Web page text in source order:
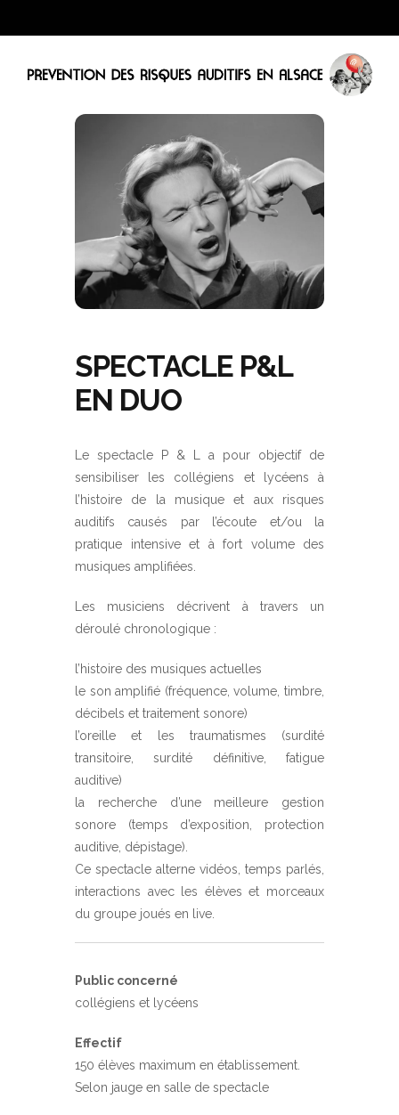
SPECTACLE P&L
EN DUO
Le spectacle P & L a pour objectif de
sensibiliser les collégiens et lycéens à
l’histoire de la musique et aux risques
auditifs causés par l’écoute et/ou la
pratique intensive et à fort volume des
musiques amplifiées.
Les musiciens décrivent à travers un
déroulé chronologique :
l’histoire des musiques actuelles
le son amplifié (fréquence, volume, timbre,
décibels et traitement sonore)
l’oreille et les traumatismes (surdité
transitoire, surdité définitive, fatigue
auditive)
la recherche d’une meilleure gestion
sonore (temps d’exposition, protection
auditive, dépistage).
Ce spectacle alterne vidéos, temps parlés,
interactions avec les élèves et morceaux
du groupe joués en live.
Public concerné
collégiens et lycéens
Effectif
150 élèves maximum en établissement.
Selon jauge en salle de spectacle